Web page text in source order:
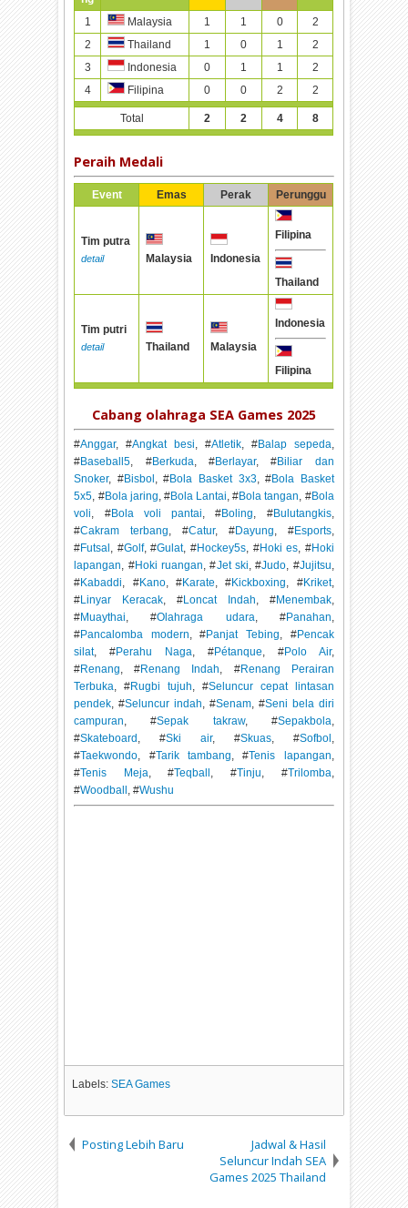
1
Malaysia 1 1 0
2
2
Thailand 1 0 1
2
3
Indonesia 0 1 1
2
4
Filipina 0 0 2 2
Total 2 2 4 8
Peraih Medali
Event Emas Perak Perunggu
Tim putra
detail Malaysia Indonesia
Filipina
Thailand
Tim putri
detail Thailand Malaysia
Indonesia
Filipina
Cabang olahraga SEA Games 2025
#Anggar, #Angkat besi , #Atletik, #Balap sepeda
#Baseball5 , #Berkuda , #Berlayar, #Biliar dan
Snoker, #Bisbol , #Bola Basket 3x3, #Bola Basket
5x5 , #Bola jaring , #Bola Lantai , #Bola tangan , #Bola
voli , #Bola voli pantai , #Boling , #Bulutangkis,
#Cakram terbang , #Catur, #Dayung , #Esports,
#Futsal , #Golf, #Gulat, #Hockey5s , #Hoki es , #Hoki
lapangan , #Hoki ruangan , #Jet ski , #Judo , #Jujitsu
#Kabaddi , #Kano, #Karate , #Kickboxing , #Kriket,
#Linyar Keracak , #Loncat Indah , #Menembak,
#Muaythai , #Olahraga udara , #Panahan
#Pancalomba modern , #Panjat Tebing , #Pencak
silat, #Perahu Naga , #Pétanque , #Polo Air,
#Renang , #Renang Indah , #Renang Perairan
Terbuka , #Rugbi tujuh , #Seluncur cepat lintasan
pendek , #Seluncur indah , #Senam , #Seni bela diri
campuran , #Sepak takraw, #Sepakbola
#Skateboard , #Ski air, #Skuas, #Sofbol
#Taekwondo , #Tarik tambang , #Tenis lapangan
#Tenis Meja , #Teqball , #Tinju , #Trilomba
#Woodball , #Wushu
Labels:SEA Games
Posting Lebih Baru
Jadwal & Hasil
Seluncur Indah SEA
Games 2025 Thailand